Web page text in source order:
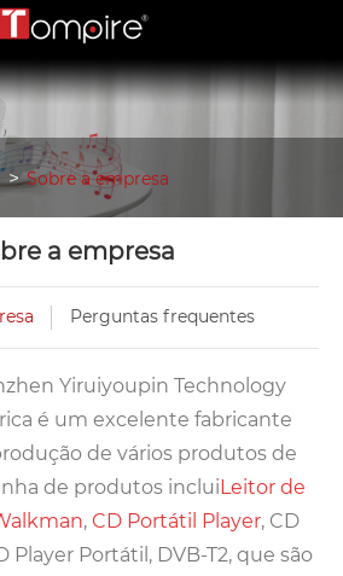
Sobre a empresa
a empresa
Perguntas frequentes
Yiruiyoupin Technology
é um excelente fabricante
de vários produtos de
de produtos incluiLeitor de
, CD Portátil Pl ayer, CD
Player Portátil, DVB-T2, que são